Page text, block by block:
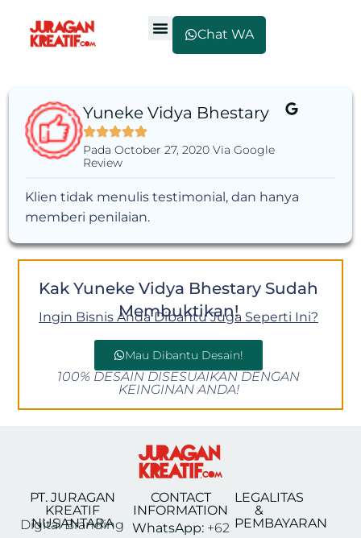
Chat WA
Yuneke Vidya Bhestary
Pada October 27, 2020 Via Google
Review
Klien tidak menulis testimonial, dan hanya
memberi penilaian.
Kak Yuneke Vidya Bhestary Sudah
Membuktikan!
Ingin Bisnis Anda Dibantu Juga Seperti Ini?
Mau Dibantu Desain!
100% DESAIN DISESUAIKAN DENGAN
KEINGINAN ANDA!
PT. JURAGAN
KREATIF
NUSANTARA
Digital Branding
CONTACT
INFORMATION
WhatsApp:+62
LEGALITAS
&
PEMBAYARAN